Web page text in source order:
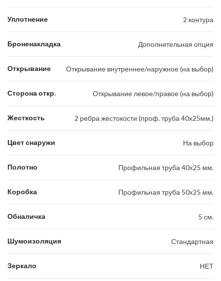
Уплотнение 2 контура
Броненакладка Дополнительная опция
Открывание Открывание внутреннее/наружное (на выбор)
Сторона откр. Открывание левое/правое (на выбор)
Жесткость 2 ребра жестокости (проф. труба 40х25мм.)
Цвет снаружи На выбор
Полотно Профильная труба 40х25 мм.
Коробка Профильная труба 50х25 мм.
Обналичка 5 см.
Шумоизоляция Стандартная
Зеркало НЕТ